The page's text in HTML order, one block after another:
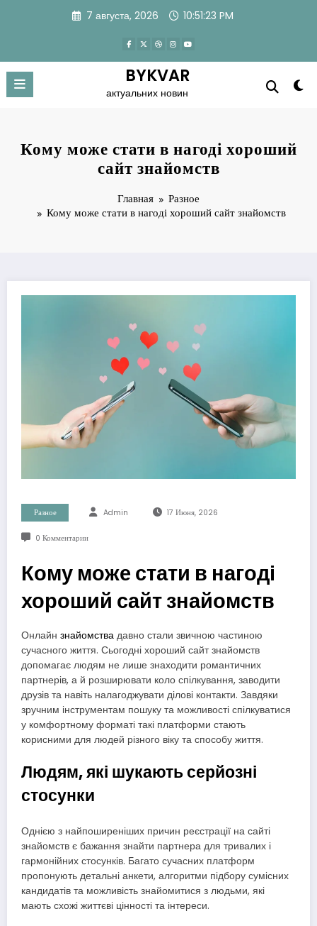
7 августа, 2026 10:51:23 PM
BYKVAR
актуальних новин
Кому може стати в нагоді хороший
сайт знайомств
Главная
Разное
Кому може стати в нагоді хороший сайт знайомств
Разное Admin 17 Июня, 2026
0 Комментарии
Кому може стати в нагоді
хороший сайт знайомств
Онлайн знайомства давно стали звичною частиною
сучасного життя. Сьогодні хороший сайт знайомств
допомагає людям не лише знаходити романтичних
партнерів, а й розширювати коло спілкування, заводити
друзів та навіть налагоджувати ділові контакти. Завдяки
зручним інструментам пошуку та можливості спілкуватися
у комфортному форматі такі платформи стають
корисними для людей різного віку та способу життя.
Людям, які шукають серйозні
стосунки
Однією з найпоширеніших причин реєстрації на сайті
знайомств є бажання знайти партнера для тривалих і
гармонійних стосунків. Багато сучасних платформ
пропонують детальні анкети, алгоритми підбору сумісних
кандидатів та можливість знайомитися з людьми, які
мають схожі життєві цінності та інтереси.